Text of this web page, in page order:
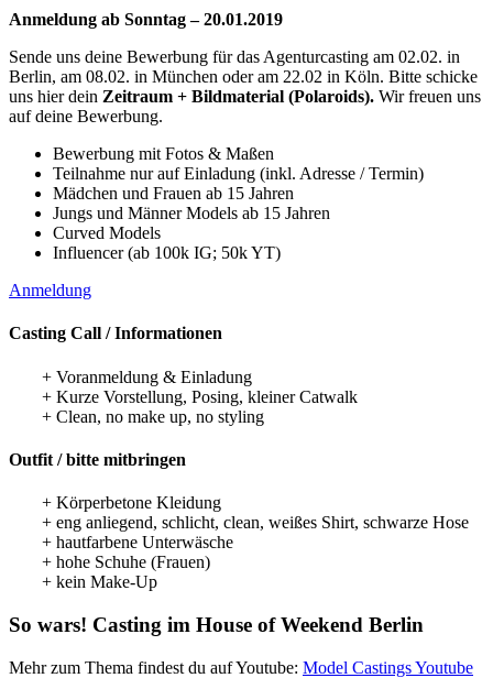
Anmeldung ab Sonntag – 20.01.2019
Sende uns deine Bewerbung für das Agenturcasting am 02.02. in
Berlin, am 08.02. in München oder am 22.02 in Köln. Bitte schicke
uns hier dein Zeitraum + Bildmaterial (Polaroids). Wir freuen uns
auf deine Bewerbung.
Bewerbung mit Fotos & Maßen
Teilnahme nur auf Einladung (inkl. Adresse / Termin)
Mädchen und Frauen ab 15 Jahren
Jungs und Männer Models ab 15 Jahren
Curved Models
Influencer (ab 100k IG; 50k YT)
Anmeldung
Casting Call / Informationen
+ Voranmeldung & Einladung
+ Kurze Vorstellung, Posing, kleiner Catwalk
+ Clean, no make up, no styling
Outfit / bitte mitbringen
+ Körperbetone Kleidung
+ eng anliegend, schlicht, clean, weißes Shirt, schwarze Hose
+ hautfarbene Unterwäsche
+ hohe Schuhe (Frauen)
+ kein Make-Up
So wars! Casting im House of Weekend Berlin
Mehr zum Thema findest du auf Youtube: Model Castings Youtube